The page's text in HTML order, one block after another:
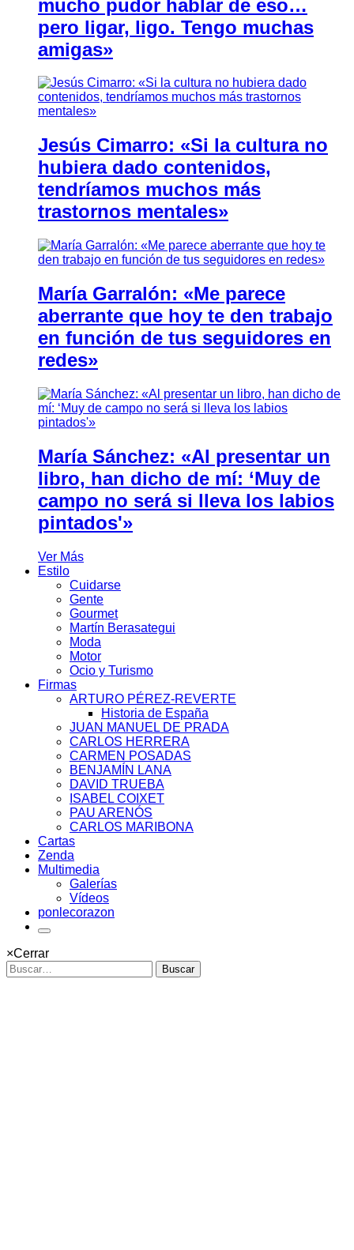
mucho pudor hablar de eso…
pero ligar, ligo. Tengo muchas
amigas»
Jesús Cimarro: «Si la cultura no
hubiera dado contenidos,
tendríamos muchos más
trastornos mentales»
María Garralón: «Me parece
aberrante que hoy te den trabajo
en función de tus seguidores en
redes»
María Sánchez: «Al presentar un
libro, han dicho de mí: ‘Muy de
campo no será si lleva los labios
pintados'»
Ver Más
Estilo
Cuidarse
Gente
Gourmet
Martín Berasategui
Moda
Motor
Ocio y Turismo
Firmas
ARTURO PÉREZ-REVERTE
Historia de España
JUAN MANUEL DE PRADA
CARLOS HERRERA
CARMEN POSADAS
BENJAMÍN LANA
DAVID TRUEBA
ISABEL COIXET
PAU ARENÓS
CARLOS MARIBONA
Cartas
Zenda
Multimedia
Galerías
Vídeos
ponlecorazon
×Cerrar
Buscar